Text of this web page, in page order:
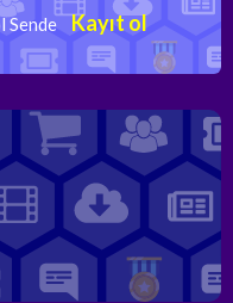
Sende Kayıt ol